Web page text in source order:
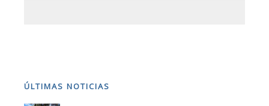
ÚLTIMAS NOTICIAS